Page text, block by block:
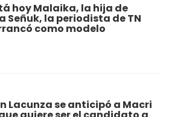
hoy Malaika, la hija de
Señuk, la periodista de TN
como modelo
Lacunza se anticipó a Macri